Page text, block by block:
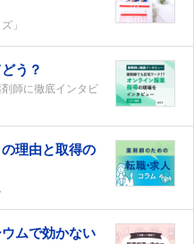
」
う？
師に徹底インタビ
理由と取得の
ムで効かない